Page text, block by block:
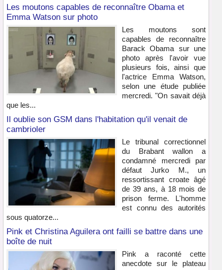
Les moutons capables de reconnaître Obama et
Emma Watson sur photo
Les moutons sont
capables de reconnaître
Barack Obama sur une
photo après l'avoir vue
plusieurs fois, ainsi que
l'actrice Emma Watson,
selon une étude publiée
mercredi. "On savait déjà
que les...
Il oublie son GSM dans l'habitation qu'il venait de
cambrioler
Le tribunal correctionnel
du Brabant wallon a
condamné mercredi par
défaut Jurko M., un
ressortissant croate âgé
de 39 ans, à 18 mois de
prison ferme. L'homme
est connu des autorités
sous quatorze...
Pink et Christina Aguilera ont failli se battre dans une
boîte de nuit
Pink a raconté cette
anecdote sur le plateau